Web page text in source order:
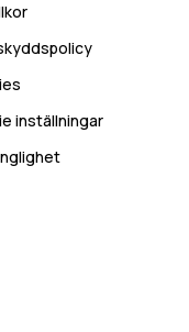
inställningar